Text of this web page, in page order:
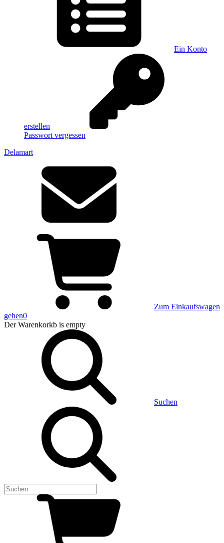
Ein Konto
erstellen
Passwort vergessen
Delamart
Zum Einkaufswagen
gehen0
Der Warenkorkb is empty
Suchen